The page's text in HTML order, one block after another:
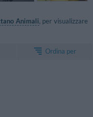
Animali, per visualizzare
Ordina per